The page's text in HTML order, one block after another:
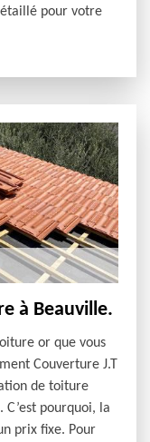
pour votre
à Beauville.
or que vous
Couverture J.T
de toiture
pourquoi, la
prix fixe. Pour